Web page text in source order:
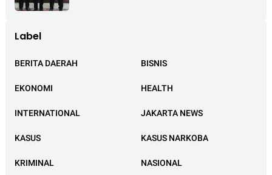
Label
BERITA DAERAH BISNIS
EKONOMI HEALTH
INTERNATIONAL JAKARTA NEWS
KASUS KASUS NARKOBA
KRIMINAL NASIONAL